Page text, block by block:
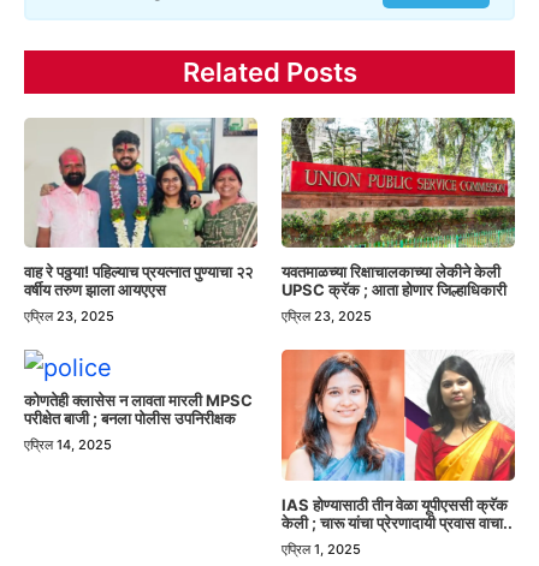
Related Posts
वाह रे पठ्ठया! पहिल्याच प्रयत्नात पुण्याचा २२
वर्षीय तरुण झाला आयएएस
एप्रिल 23, 2025
यवतमाळच्या रिक्षाचालकाच्या लेकीने केली
UPSC क्रॅक ; आता होणार जिल्हाधिकारी
एप्रिल 23, 2025
कोणतेही क्लासेस न लावता मारली MPSC
परीक्षेत बाजी ; बनला पोलीस उपनिरीक्षक
एप्रिल 14, 2025
IAS होण्यासाठी तीन वेळा यूपीएससी क्रॅक
केली ; चारू यांचा प्रेरणादायी प्रवास वाचा..
एप्रिल 1, 2025